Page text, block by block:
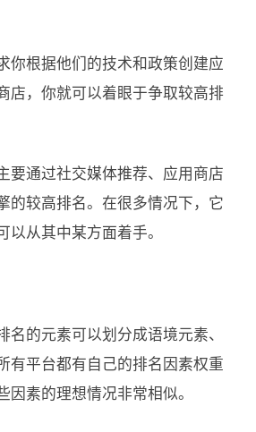
你根据他们的技术和政策创建应
店，你就可以着眼于争取较高排
要通过社交媒体推荐、应用商店
的较高排名。在很多情况下，它
以从其中某方面着手。
名的元素可以划分成语境元素、
有平台都有自己的排名因素权重
因素的理想情况非常相似。